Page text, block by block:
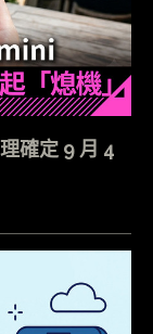
確定 9 月 4